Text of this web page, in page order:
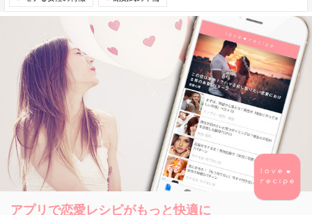
アプリで恋愛レシピがもっと快適に